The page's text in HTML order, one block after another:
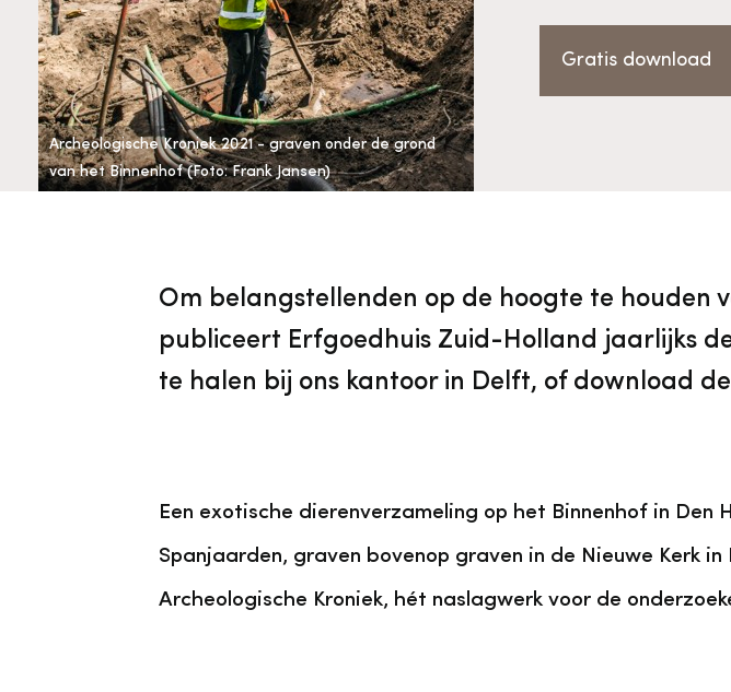
Downloads en nieuwsbrieven
Nieuwsbrieven Veelgestelde vragen
Digitale
Cultureel Erfgoed
vrijwilligers
Diensten
Organisatie Onze
Gratis download
Archeologische Kroniek 2021 - graven onder de grond
van het Binnenhof (Foto: Frank Jansen)
Om belangstellenden op de hoogte te houden
publiceert Erfgoedhuis Zuid-Holland jaarlijks
te halen bij ons kantoor in Delft, of download de
Een exotische dierenverzameling op het Binnenhof in
Spanjaarden, graven bovenop graven in de Nieuwe Kerk
Archeologische Kroniek, hét naslagwerk voor de